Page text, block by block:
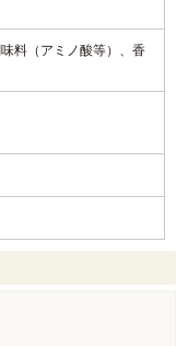
料（アミノ酸等）、香